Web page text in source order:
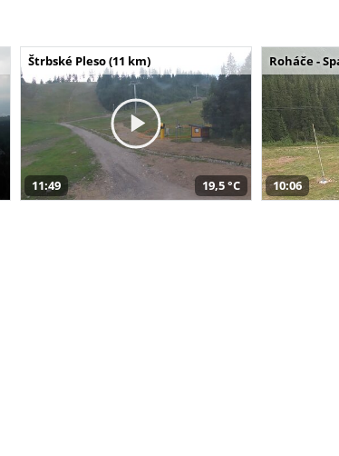
Štrbské Pleso (11 km)
11:49 19,5 °C
Roháče -
10:06